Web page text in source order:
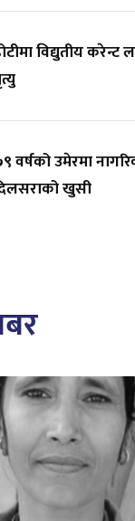
विद्युतीय
वर्षको उमेरमा
खुसी